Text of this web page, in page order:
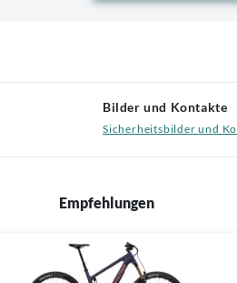
Bilder und Kontakte
Sicherheitsbilder und
Empfehlungen